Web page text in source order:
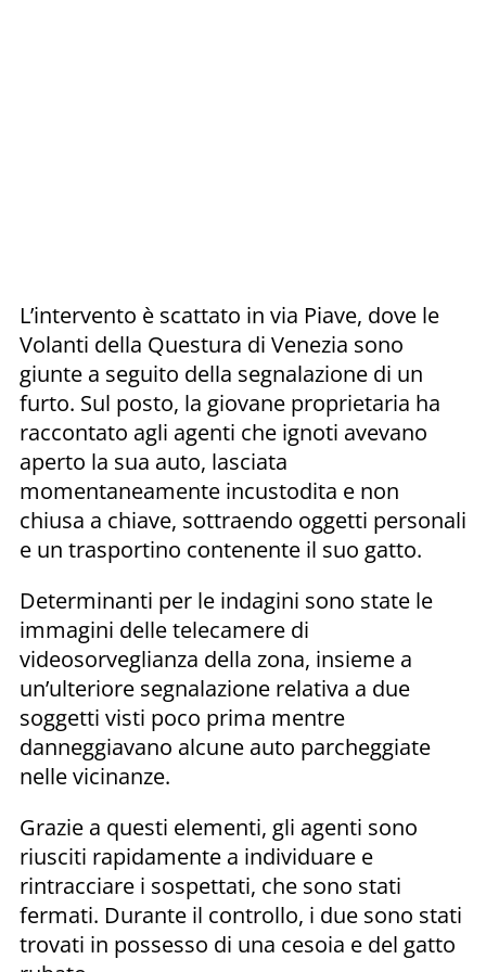
L’intervento è scattato in via Piave, dove le
Volanti della Questura di Venezia sono
giunte a seguito della segnalazione di un
furto. Sul posto, la giovane proprietaria ha
raccontato agli agenti che ignoti avevano
aperto la sua auto, lasciata
momentaneamente incustodita e non
chiusa a chiave, sottraendo oggetti personali
e un trasportino contenente il suo gatto.
Determinanti per le indagini sono state le
immagini delle telecamere di
videosorveglianza della zona, insieme a
un’ulteriore segnalazione relativa a due
soggetti visti poco prima mentre
danneggiavano alcune auto parcheggiate
nelle vicinanze.
Grazie a questi elementi, gli agenti sono
riusciti rapidamente a individuare e
rintracciare i sospettati, che sono stati
fermati. Durante il controllo, i due sono stati
trovati in possesso di una cesoia e del gatto